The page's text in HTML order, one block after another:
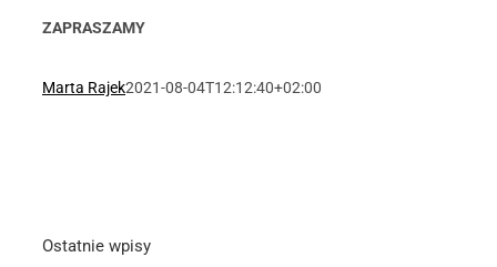
ZAPRASZAMY
Marta Rajek2021-08-04T12:12:40+02:00
Ostatnie wpisy